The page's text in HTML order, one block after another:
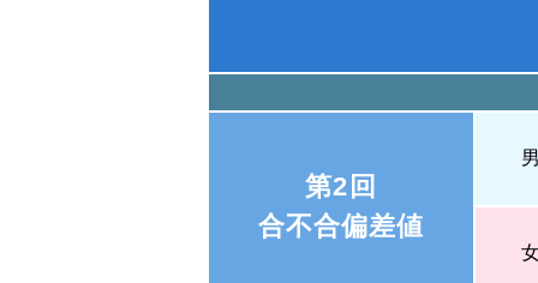
第2回
合不合偏差値